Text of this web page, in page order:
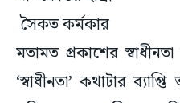
সৈকত কর্মকার
মতামত প্রকাশের
‘স্বাধীনতা’ কথাটার